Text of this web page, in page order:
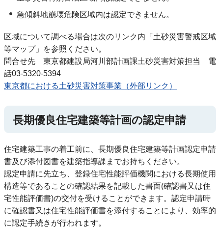
急傾斜地崩壊危険区域内は認定できません。
区域について調べる場合は次のリンク内「土砂災害警戒区域
等マップ」を参照ください。
問合せ先 東京都建設局河川部計画課土砂災害対策担当 電
話03-5320-5394
東京都における土砂災害対策事業（外部リンク）
長期優良住宅建築等計画の認定申請
住宅建築工事の着工前に、長期優良住宅建築等計画認定申請
書及び添付図書を建築指導課までお持ちください。
認定申請に先立ち、登録住宅性能評価機関における長期使用
構造等であることの確認結果を記載した書面(確認書又は住
宅性能評価書)の交付を受けることができます。認定申請時
に確認書又は住宅性能評価書を添付することにより、効率的
に認定手続きが行われます。